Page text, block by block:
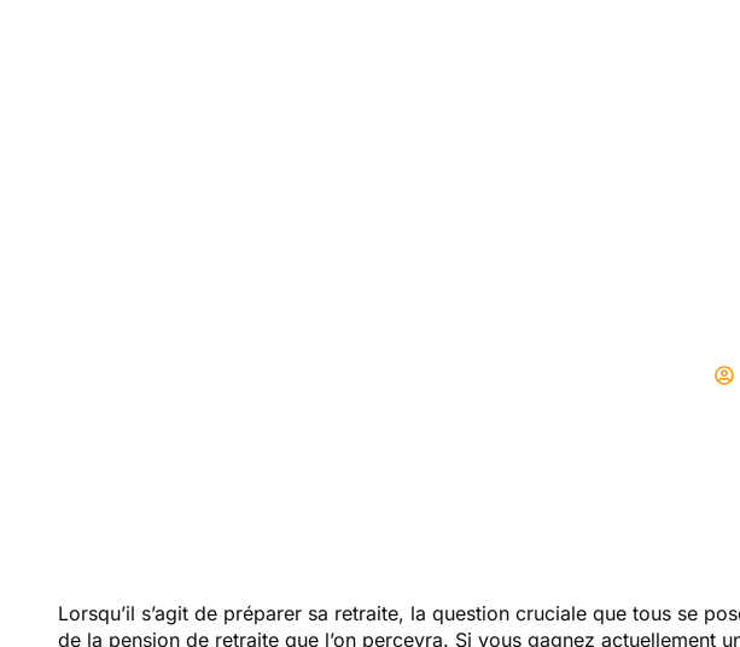
Lorsqu’il s’agit de préparer sa retraite, la question cruciale que tous se
de la pension de retraite que l’on percevra. Si vous gagnez actuellement